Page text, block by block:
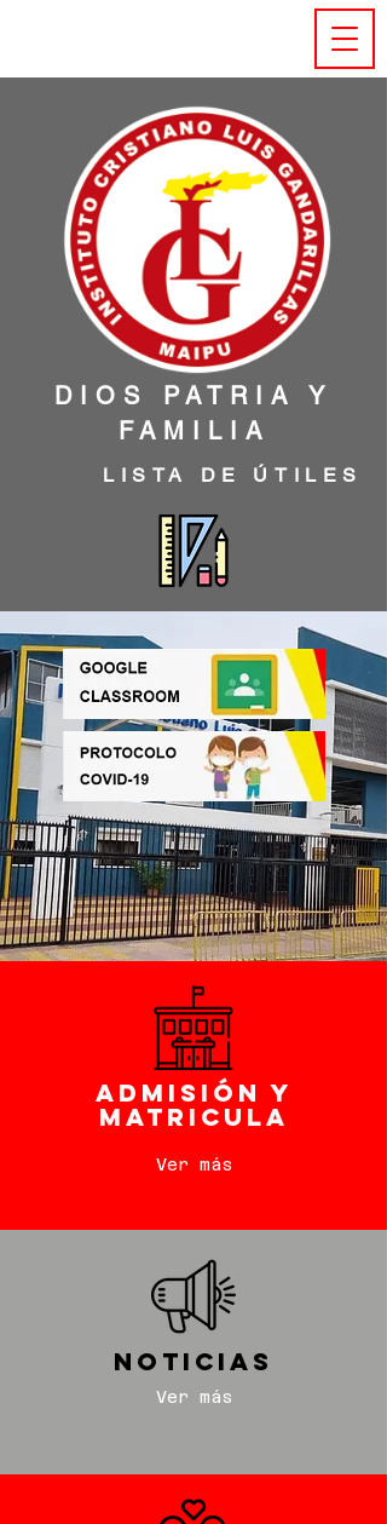
DIOS PATRIA Y
FAMILIA
LISTA DE ÚTILES
admisión y
matricula
Ver más
noticias
Ver más